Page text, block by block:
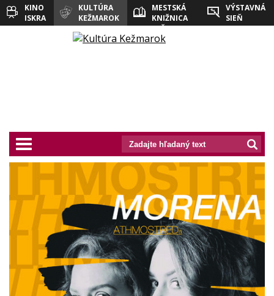
KINO
ISKRA
KULTÚRA
KEŽMAROK
MESTSKÁ
KNIŽNICA
KEŽMAROK
VÝSTAVNÁ
SIEŇ
prepnut_navigaciu